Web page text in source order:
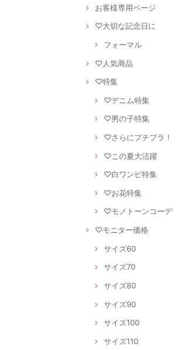
お客様専用ページ
♡大切な記念日に
フォーマル
♡人気商品
♡特集
♡デニム特集
♡男の子特集
♡さらにプチプラ！
♡この夏大活躍
♡白ワンピ特集
♡お花特集
♡モノトーンコーデ
♡モニター価格
サイズ60
サイズ70
サイズ80
サイズ90
サイズ100
サイズ110